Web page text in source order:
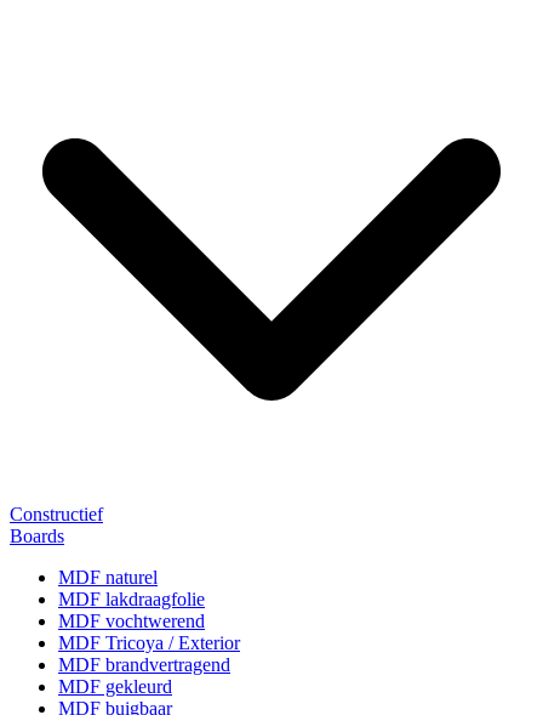
Constructief
Boards
MDF naturel
MDF lakdraagfolie
MDF vochtwerend
MDF Tricoya / Exterior
MDF brandvertragend
MDF gekleurd
MDF buigbaar